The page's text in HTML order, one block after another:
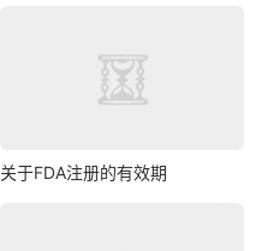
关于FDA注册的有效期